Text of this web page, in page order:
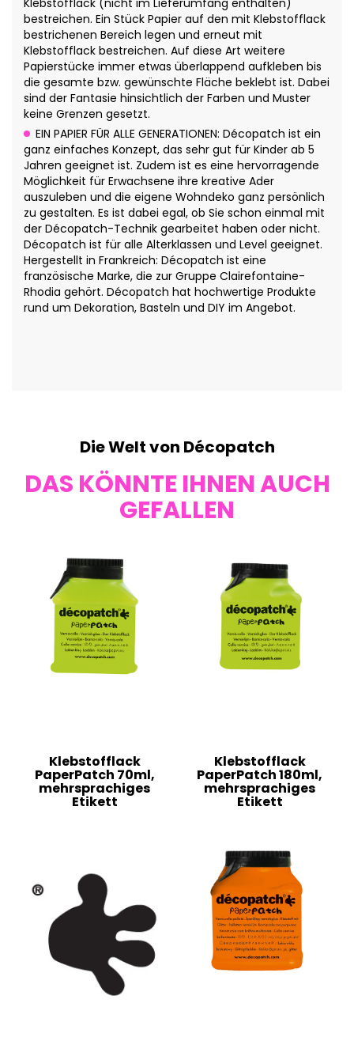
Klebstofflack (nicht im Lieferumfang enthalten)
bestreichen. Ein Stück Papier auf den mit Klebstofflack
bestrichenen Bereich legen und erneut mit
Klebstofflack bestreichen. Auf diese Art weitere
Papierstücke immer etwas überlappend aufkleben bis
die gesamte bzw. gewünschte Fläche beklebt ist. Dabei
sind der Fantasie hinsichtlich der Farben und Muster
keine Grenzen gesetzt.
EIN PAPIER FÜR ALLE GENERATIONEN: Décopatch ist ein
ganz einfaches Konzept, das sehr gut für Kinder ab 5
Jahren geeignet ist. Zudem ist es eine hervorragende
Möglichkeit für Erwachsene ihre kreative Ader
auszuleben und die eigene Wohndeko ganz persönlich
zu gestalten. Es ist dabei egal, ob Sie schon einmal mit
der Décopatch-Technik gearbeitet haben oder nicht.
Décopatch ist für alle Alterklassen und Level geeignet.
Hergestellt in Frankreich: Décopatch ist eine
französische Marke, die zur Gruppe Clairefontaine-
Rhodia gehört. Décopatch hat hochwertige Produkte
rund um Dekoration, Basteln und DIY im Angebot.
Die Welt von Décopatch
DAS KÖNNTE IHNEN AUCH
GEFALLEN
Klebstofflack
PaperPatch 70ml,
mehrsprachiges
Etikett
Klebstofflack
PaperPatch 180ml,
mehrsprachiges
Etikett